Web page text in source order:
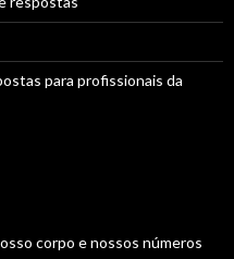
para profissionais da
corpo e nossos números